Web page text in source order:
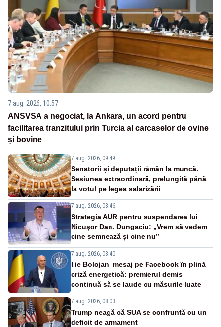
7 aug. 2026, 10:57
ANSVSA a negociat, la Ankara, un acord pentru
facilitarea tranzitului prin Turcia al carcaselor de ovine
și bovine
7 aug. 2026, 09:49
Senatorii și deputații rămân la muncă.
Sesiunea extraordinară, prelungită până
la votul pe legea salarizării
7 aug. 2026, 08:46
Strategia AUR pentru suspendarea lui
Nicușor Dan. Dungaciu: „Vrem să vedem
cine semnează și cine nu”
7 aug. 2026, 08:40
Ilie Bolojan, mesaj pe Facebook în plină
criză energetică: premierul demis
continuă să se laude cu măsurile luate
7 aug. 2026, 08:03
Trump neagă că SUA se confruntă cu un
deficit de armament